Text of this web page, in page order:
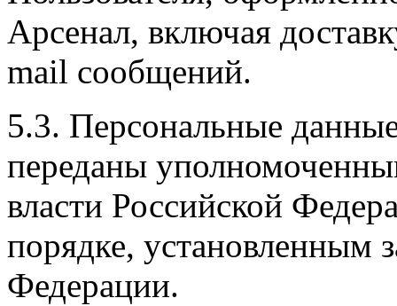
Арсенал, включая
mail сообщений.
5.3. Персональные
переданы
власти Российской
порядке, установленным
Федерации.